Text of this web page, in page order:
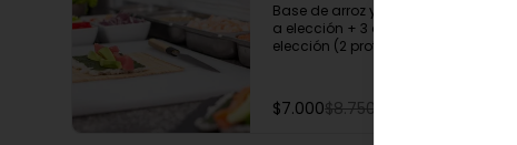
Base de arroz y nori + Envoltura
a elección + 3 agregados a
elección (2 proteínas + 1
$7.000$8.750